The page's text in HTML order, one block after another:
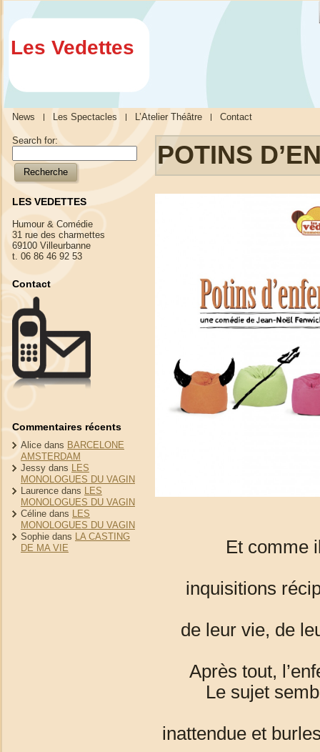
Les Vedettes
News Les Spectacles L’Atelier Théâtre Contact
Search for:
LES VEDETTES
Humour & Comédie
31 rue des charmettes
69100 Villeurbanne
t. 06 86 46 92 53
Contact
Commentaires récents
Alice dans BARCELONE
AMSTERDAM
Jessy dans LES
MONOLOGUES DU VAGIN
Laurence dans LES
MONOLOGUES DU VAGIN
Céline dans LES
MONOLOGUES DU VAGIN
Sophie dans LA CASTING
DE MA VIE
POTINS
Et comme
inquisitions
de leur vie, de
Après tout,
Le sujet
inattendue et